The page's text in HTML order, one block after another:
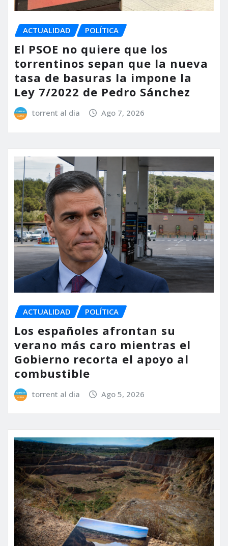
ACTUALIDAD POLÍTICA
El PSOE no quiere que los
torrentinos sepan que la nueva
tasa de basuras la impone la
Ley 7/2022 de Pedro Sánchez
torrent al dia Ago 7, 2026
ACTUALIDAD POLÍTICA
Los españoles afrontan su
verano más caro mientras el
Gobierno recorta el apoyo al
combustible
torrent al dia Ago 5, 2026